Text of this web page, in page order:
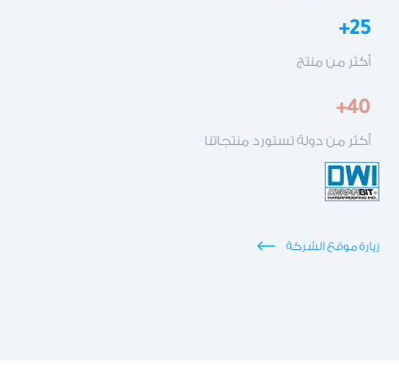
25+
أكثر من منتج
40+
أكثر من دولة تستورد منتجاتنا
زيارة موقع الشركة